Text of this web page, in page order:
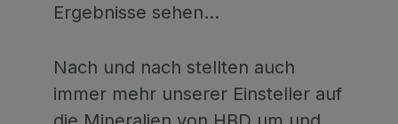
Ergebnisse sehen…
Nach und nach stellten auch
immer mehr unserer Einsteller auf